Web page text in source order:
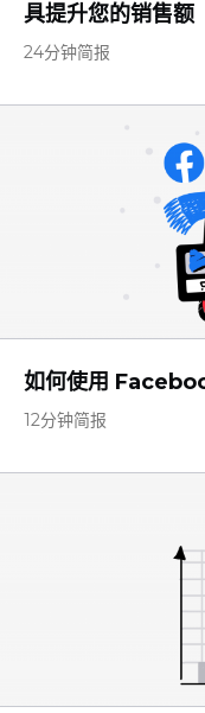
具提升您的销售额
24分钟简报
如何使用
12分钟简报